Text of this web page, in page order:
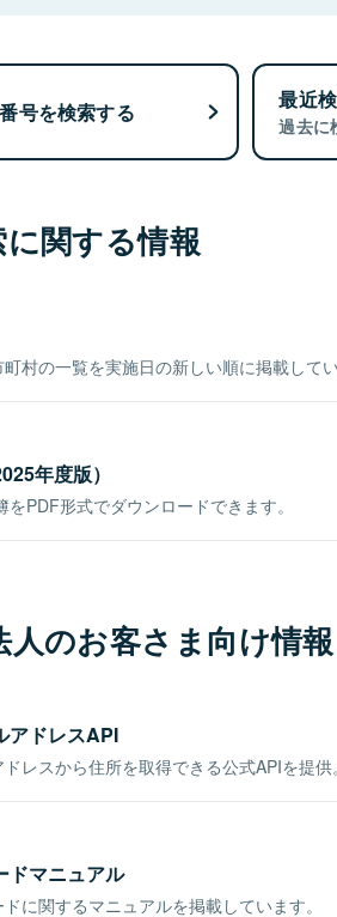
号を検索する 最近
過去に
関する情報
村の一覧を実施日の新しい順に掲載してい
年度版）
PDF形式でダウンロードできます。
人のお客さま向け情報
アドレスAPI
レスから住所を取得できる公式APIを提供。
ドマニュアル
に関するマニュアルを掲載しています。